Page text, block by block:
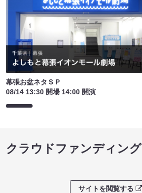
幕張お盆ネタＳＰ
08/14 13:30 開場 14:00 開演
クラウドファンディング
サイトを閲覧する